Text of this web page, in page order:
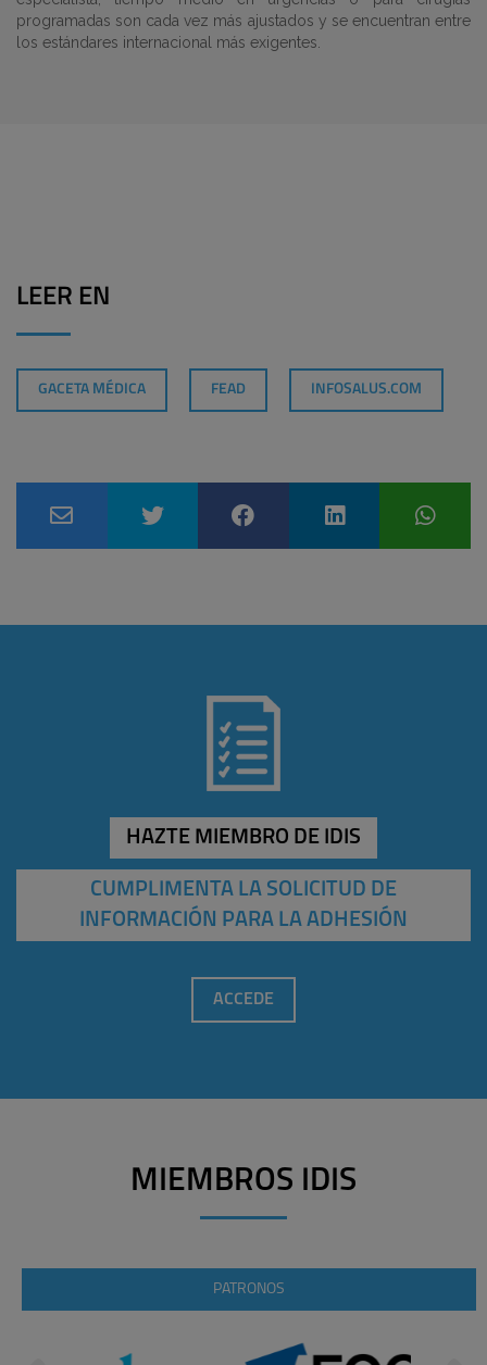
programadas son cada vez más ajustados y se encuentran entre
los estándares internacional más exigentes.
LEER EN
GACETA MÉDICA FEAD INFOSALUS.COM
HAZTE MIEMBRO DE IDIS
CUMPLIMENTA LA SOLICITUD DE
INFORMACIÓN PARA LA ADHESIÓN
ACCEDE
MIEMBROS IDIS
PATRONOS